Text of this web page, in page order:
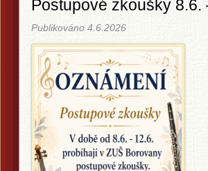
Postupové zkoušky 8.6.
Publikováno 4.6.2026